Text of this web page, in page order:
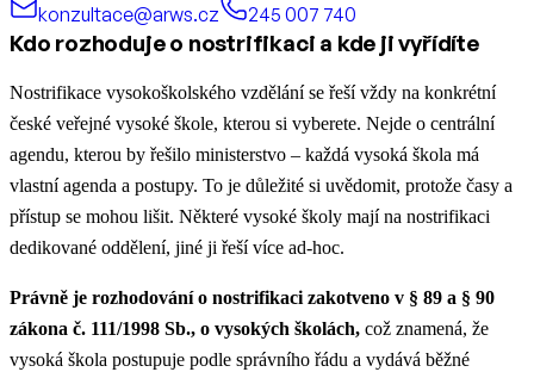
konzultace@arws.cz
245 007 740
Kdo rozhoduje o nostrifikaci a kde ji vyřídíte
Nostrifikace vysokoškolského vzdělání se řeší vždy na konkrétní
české veřejné vysoké škole, kterou si vyberete. Nejde o centrální
agendu, kterou by řešilo ministerstvo – každá vysoká škola má
vlastní agenda a postupy. To je důležité si uvědomit, protože časy a
přístup se mohou lišit. Některé vysoké školy mají na nostrifikaci
dedikované oddělení, jiné ji řeší více ad-hoc.
Právně je rozhodování o nostrifikaci zakotveno v § 89 a § 90
zákona č. 111/1998 Sb., o vysokých školách, což znamená, že
vysoká škola postupuje podle správního řádu a vydává běžné